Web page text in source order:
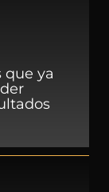
que ya